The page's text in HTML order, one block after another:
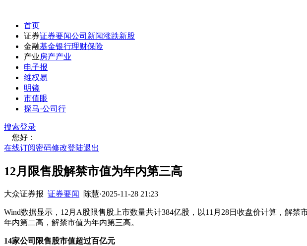
首页
证券证券要闻公司新闻涨跌新股
金融基金银行理财保险
产业房产产业
电子报
维权易
明镜
市值眼
探马·公司行
搜索登录
您好：
在线订阅密码修改登陆退出
12月限售股解禁市值为年内第三高
大众证券报 证券要闻 陈慧·2025-11-28 21:23
Wind数据显示，12月A股限售股上市数量共计384亿股，以11月28日收盘价计算，解
年内第二高，解禁市值为年内第三高。
14家公司限售股市值超过百亿元